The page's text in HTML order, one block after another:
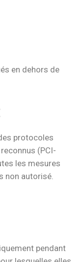
en dehors de
protocoles
(PCI-
les mesures
non autorisé.
pendant